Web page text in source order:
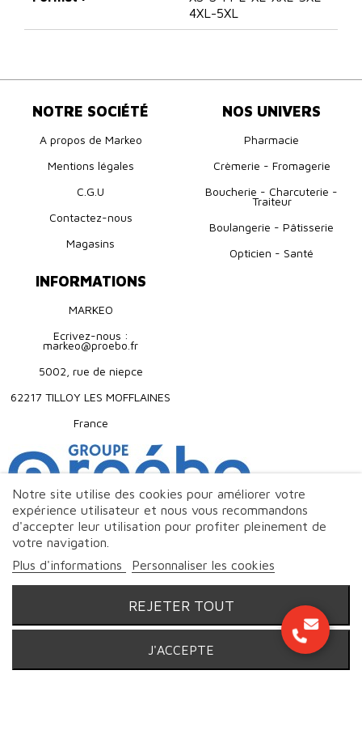
4XL-5XL
NOTRE SOCIÉTÉ
A propos de Markeo
Mentions légales
C.G.U
Contactez-nous
Magasins
NOS UNIVERS
Pharmacie
Crèmerie - Fromagerie
Boucherie - Charcuterie -
Traiteur
Boulangerie - Pâtisserie
Opticien - Santé
INFORMATIONS
MARKEO
Ecrivez-nous :
markeo@proebo.fr
5002, rue de niepce
62217 TILLOY LES MOFFLAINES
France
Notre site utilise des cookies pour améliorer votre
expérience utilisateur et nous vous recommandons
d'accepter leur utilisation pour profiter pleinement de
votre navigation.
Plus d'informations
Personnaliser les cookies
REJETER TOUT
J'ACCEPTE
© Markeo - 2026 | Tous droits réservés